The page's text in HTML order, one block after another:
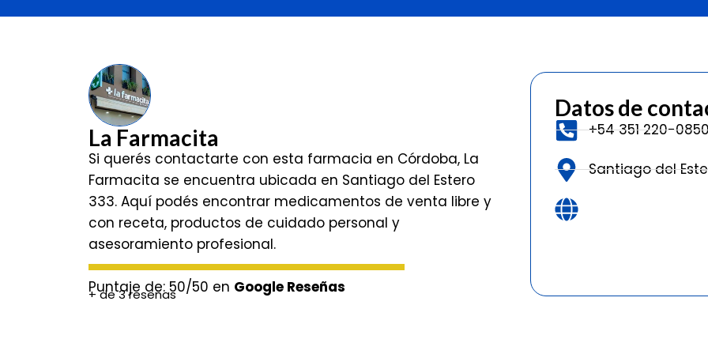
La Farmacita
Si querés contactarte con esta farmacia en Córdoba, La
Farmacita se encuentra ubicada en Santiago del Estero
333. Aquí podés encontrar medicamentos de venta libre y
con receta, productos de cuidado personal y
asesoramiento profesional.
Puntaje de: 50/50 en Google Reseñas
+ de 3 reseñas
Datos de
+54 351 220-
Santiago del